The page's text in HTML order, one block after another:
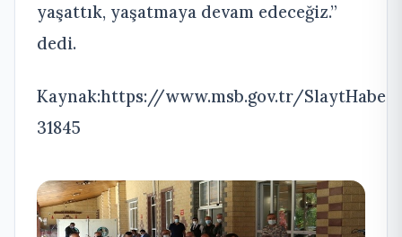
yaşattık, yaşatmaya devam edeceğiz.”
dedi.
Kaynak:https://www.msb.gov.tr/SlaytHaber/
31845